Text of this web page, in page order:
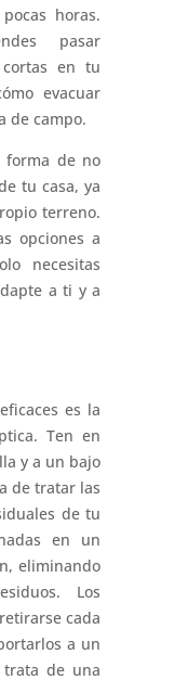
horas.
pasar
cortas en tu
evacuar
de campo.
forma de no
tu casa, ya
terreno.
opciones a
necesitas
a ti y a
es la
Ten en
y a un bajo
de tratar las
de tu
en un
eliminando
Los
cada
a un
trata de una